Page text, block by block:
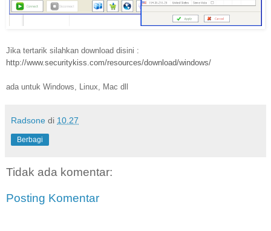
Jika tertarik silahkan download disini :
http://www.securitykiss.com/resources/download/windows/
ada untuk Windows, Linux, Mac dll
Radsone di 10.27
Berbagi
Tidak ada komentar:
Posting Komentar